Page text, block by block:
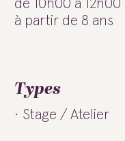
de 10h00 à 12h00
à partir de 8 ans
Types
Stage / Atelier